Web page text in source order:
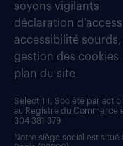
soyons vigilants
déclaration
accessibilité
gestion des cookies
plan du site
Select TT, Société par
au Registre du Commerce
304 381 379.
Notre siège social est situé